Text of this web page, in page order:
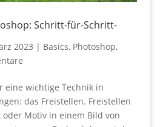
Schritt-für-Schritt-
2023 | Basics, Photoshop,
eine wichtige Technik in
das Freistellen. Freistellen
Motiv in einem Bild von